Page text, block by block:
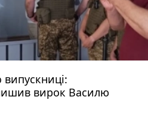
випускниці:
вирок Василю